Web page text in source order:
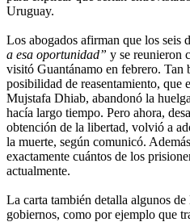
Uruguay.
Los abogados afirman que los seis
a esa oportunidad” y se reunieron
visitó Guantánamo en febrero. Tan
posibilidad de reasentamiento, que
Mujstafa Dhiab, abandonó la
hacía largo tiempo. Pero ahora,
obtención de la libertad, volvió a
la muerte, según comunicó.
exactamente cuántos de los
actualmente.
La carta también detalla algunos de
gobiernos, como por ejemplo que